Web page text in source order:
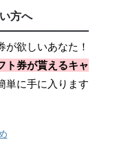
方へ
が欲しいあなた！
ト券が貰えるキャ
単に手に入ります